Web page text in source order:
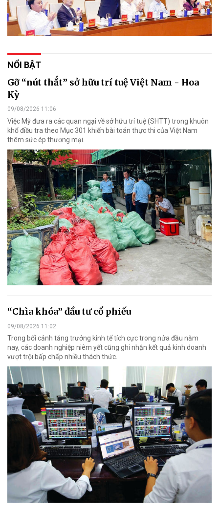
NỔI BẬT
Gỡ “nút thắt” sở hữu trí tuệ Việt Nam - Hoa
Kỳ
09/08/2026 11:06
Việc Mỹ đưa ra các quan ngại về sở hữu trí tuệ (SHTT) trong khuôn
khổ điều tra theo Mục 301 khiến bài toán thực thi của Việt Nam
thêm sức ép thương mại.
“Chìa khóa” đầu tư cổ phiếu
09/08/2026 11:02
Trong bối cảnh tăng trưởng kinh tế tích cực trong nửa đầu năm
nay, các doanh nghiệp niêm yết cũng ghi nhận kết quả kinh doanh
vượt trội bấp chấp nhiều thách thức.